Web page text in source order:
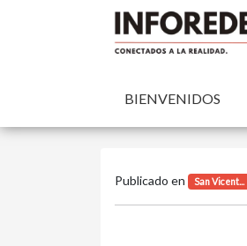
BIENVENIDOS
Publicado en San Vicent...